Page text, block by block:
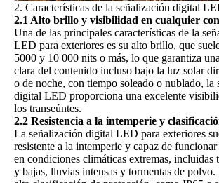
2. Características de la señalización digital
2.1 Alto brillo y visibilidad en cualquier
Una de las principales características de la
LED para exteriores es su alto brillo, que
5000 y 10 000 nits o más, lo que garantiza
clara del contenido incluso bajo la luz solar
o de noche, con tiempo soleado o nublado, la
digital LED proporciona una excelente
los transeúntes.
2.2 Resistencia a la intemperie y
La señalización digital LED para exteriores
resistente a la intemperie y capaz de funcionar
en condiciones climáticas extremas, incluidas
y bajas, lluvias intensas y tormentas de polvo.